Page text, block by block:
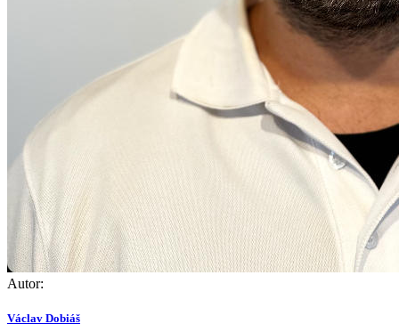
Autor:
Václav Dobiáš